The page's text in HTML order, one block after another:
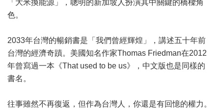
「大米換能源」，聰明的新加坡人扮演其中關鍵的橋樑角
色。
2033年台灣的暢銷書是「我們曾經輝煌」，講述五十年前
台灣的經濟奇蹟。美國知名作家Thomas Friedman在2012
年曾寫過一本《That used to be us》，中文版也是同樣的
書名。
往事雖然不再復返，但作為台灣人，你還是有回憶的權力。